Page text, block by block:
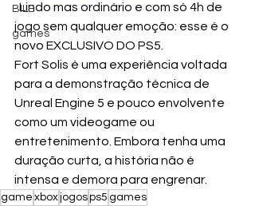
BILE
games
  Lindo mas ordinário e com só 4h de
jogo sem qualquer emoção: esse é o
novo EXCLUSIVO DO PS5.
Fort Solis é uma experiência voltada
para a demonstração técnica de
Unreal Engine 5 e pouco envolvente
como um videogame ou
entretenimento. Embora tenha uma
duração curta, a história não é
intensa e demora para engrenar.
game xboxjogosps5 games